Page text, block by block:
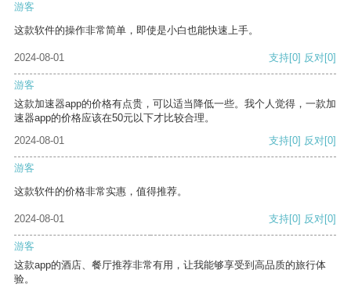
游客
这款软件的操作非常简单，即使是小白也能快速上手。
2024-08-01 支持[0] 反对[0]
游客
这款加速器app的价格有点贵，可以适当降低一些。我个人觉得，一款加
速器app的价格应该在50元以下才比较合理。
2024-08-01
支持[0] 反对[0]
游客
这款软件的价格非常实惠，值得推荐。
2024-08-01 支持[0] 反对[0]
游客
这款app的酒店、餐厅推荐非常有用，让我能够享受到高品质的旅行体
验。